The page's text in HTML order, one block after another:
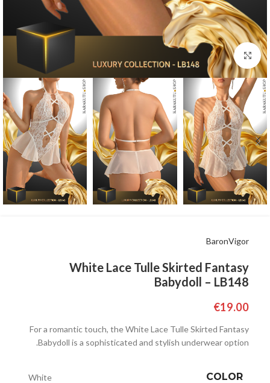
Click to enlarge
BaronVigor
White Lace Tulle Skirted Fantasy
Babydoll – LB148
€19.00
For a romantic touch, the White Lace Tulle Skirted Fantasy
Babydoll is a sophisticated and stylish underwear option.
COLOR
White